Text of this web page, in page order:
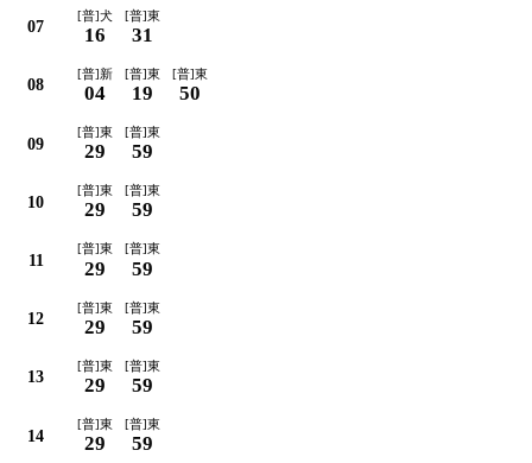
07
[普]犬
16
[普]東
31
08
[普]新
04
[普]東
19
[普]東
50
09
[普]東
29
[普]東
59
10
[普]東
29
[普]東
59
11
[普]東
29
[普]東
59
12
[普]東
29
[普]東
59
13
[普]東
29
[普]東
59
14
[普]東
29
[普]東
59